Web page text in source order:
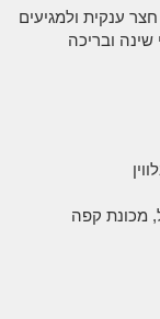
3 בקתות עץ לזוגות ומשפחות (זוג +3), חצר ענקית ולמגיעים
וילה מאובזרת עם 5 חדרי שינה ובריכה
מכונת קפה